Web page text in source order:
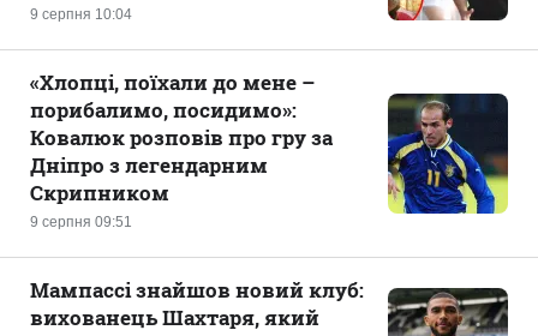
9 серпня 10:04
9 серпня 09:51
«Хлопці, поїхали до мене –
порибалимо, посидимо»:
Ковалюк розповів про гру за
Дніпро з легендарним
Скрипником
Мампассі знайшов новий клуб:
вихованець Шахтаря, який